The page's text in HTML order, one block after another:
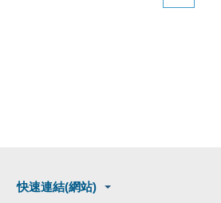
快速連結(網站)